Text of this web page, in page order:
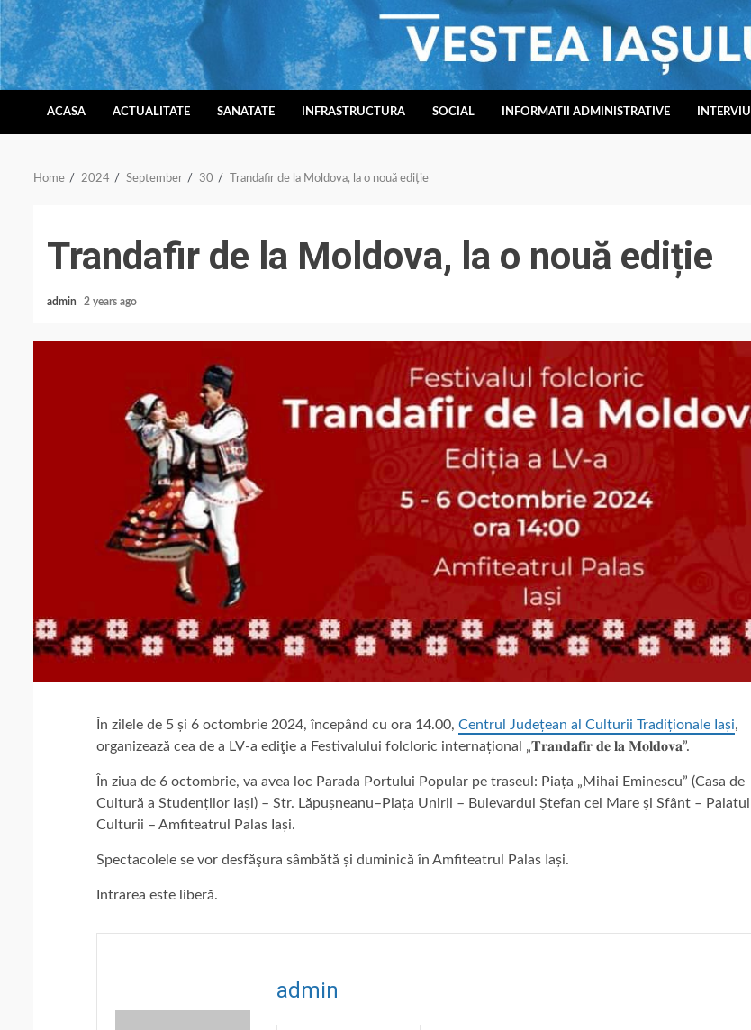
Skip
to
content
ACASA ACTUALITATE SANATATE INFRASTRUCTURA SOCIAL INFORMATII ADMINISTRATIVE INTERVIU
Home 2024 September 30 Trandafir de la Moldova, la o nouă ediție
Trandafir de la Moldova, la o nouă ediție
admin 2 years ago
În zilele de 5 și 6 octombrie 2024, începând cu ora 14.00, Centrul Județean al Culturii Tradiționale Iași,
organizează cea de a LV-a ediţie a Festivalului folcloric internațional „𝐓𝐫𝐚𝐧𝐝𝐚𝐟𝐢𝐫 𝐝𝐞 𝐥𝐚 𝐌𝐨𝐥𝐝𝐨𝐯𝐚”.
În ziua de 6 octombrie, va avea loc Parada Portului Popular pe traseul: Piața „Mihai Eminescu” (Casa de
Cultură a Studenților Iași) – Str. Lăpușneanu–Piața Unirii – Bulevardul Ștefan cel Mare și Sfânt – Palatul
Culturii – Amfiteatrul Palas Iași.
Spectacolele se vor desfăşura sâmbătă și duminică în Amfiteatrul Palas Iași.
Intrarea este liberă.
admin